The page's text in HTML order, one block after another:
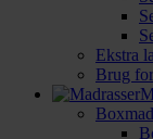
Ekstra
Brug